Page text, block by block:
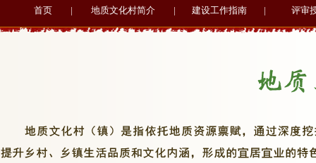
首页 | 地质文化村简介 | 建设工作指南 | 评审